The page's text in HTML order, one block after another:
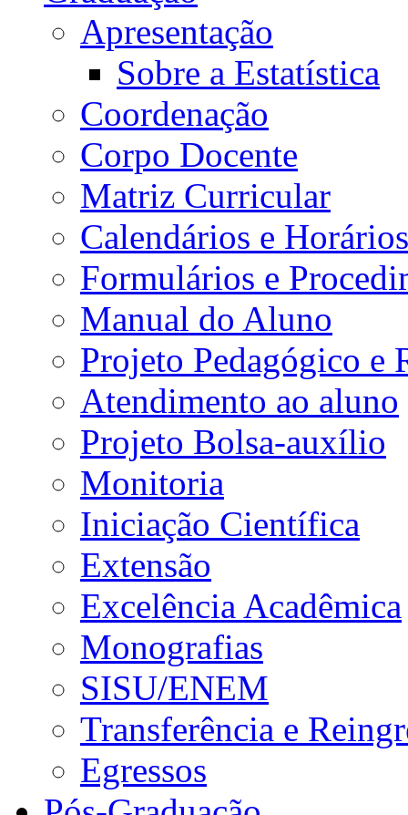
Apresentação
Sobre a Estatística
Coordenação
Corpo Docente
Matriz Curricular
Calendários e Horários
Formulários e
Manual do Aluno
Projeto Pedagógico e
Atendimento ao aluno
Projeto Bolsa-auxílio
Monitoria
Iniciação Científica
Extensão
Excelência Acadêmica
Monografias
SISU/ENEM
Transferência e
Egressos